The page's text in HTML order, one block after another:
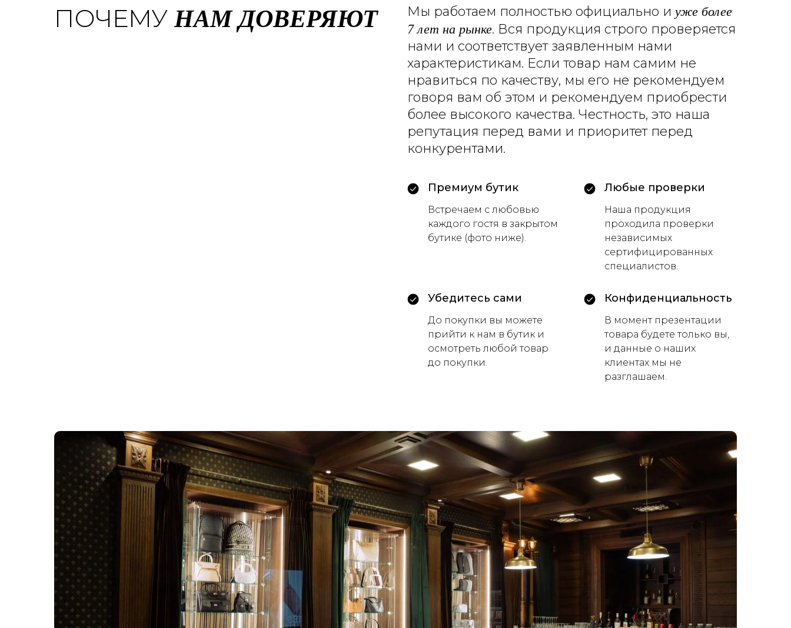
ПОЧЕМУ НАМ ДОВЕРЯЮТ Мы работаем полностью официально и уже более
7 лет на рынке. Вся продукция строго проверяется
нами и соответствует заявленным нами
характеристикам. Если товар нам самим не
нравиться по качеству, мы его не рекомендуем
говоря вам об этом и рекомендуем приобрести
более высокого качества. Честность, это наша
репутация перед вами и приоритет перед
конкурентами.
Премиум бутик
Встречаем с любовью
каждого гостя в закрытом
бутике (фото ниже).
Любые проверки
Наша продукция
проходила проверки
независимых
сертифицированных
специалистов.
Убедитесь сами
До покупки вы можете
прийти к нам в бутик и
осмотреть любой товар
до покупки.
Конфиденциальность
В момент презентации
товара будете только вы,
и данные о наших
клиентах мы не
разглашаем.